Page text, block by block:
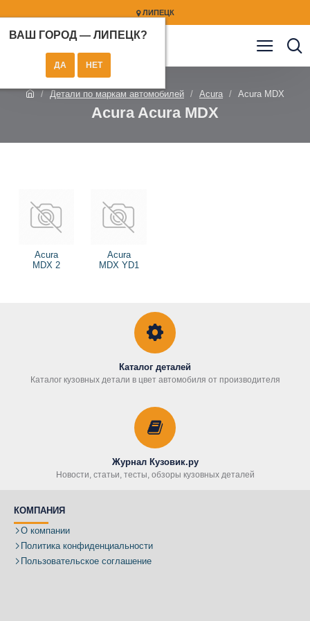
ЛИПЕЦК
ВАШ ГОРОД — ЛИПЕЦК?
Детали по маркам автомобилей Acura Acura MDX
Acura Acura MDX
Acura
MDX 2
Acura
MDX YD1
Каталог деталей
Каталог кузовных детали в цвет автомобиля от производителя
Журнал Кузовик.ру
Новости, статьи, тесты, обзоры кузовных деталей
КОМПАНИЯ
О компании
Политика конфиденциальности
Пользовательское соглашение